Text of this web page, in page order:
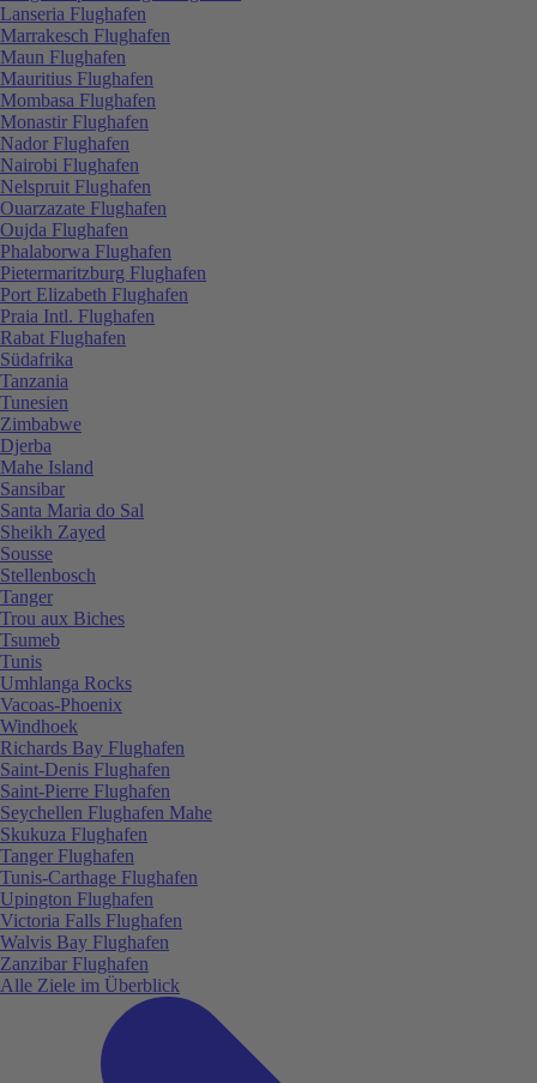
Lanseria Flughafen
Marrakesch Flughafen
Maun Flughafen
Mauritius Flughafen
Mombasa Flughafen
Monastir Flughafen
Nador Flughafen
Nairobi Flughafen
Nelspruit Flughafen
Ouarzazate Flughafen
Oujda Flughafen
Phalaborwa Flughafen
Pietermaritzburg Flughafen
Port Elizabeth Flughafen
Praia Intl. Flughafen
Rabat Flughafen
Südafrika
Tanzania
Tunesien
Zimbabwe
Djerba
Mahe Island
Sansibar
Santa Maria do Sal
Sheikh Zayed
Sousse
Stellenbosch
Tanger
Trou aux Biches
Tsumeb
Tunis
Umhlanga Rocks
Vacoas-Phoenix
Windhoek
Richards Bay Flughafen
Saint-Denis Flughafen
Saint-Pierre Flughafen
Seychellen Flughafen Mahe
Skukuza Flughafen
Tanger Flughafen
Tunis-Carthage Flughafen
Upington Flughafen
Victoria Falls Flughafen
Walvis Bay Flughafen
Zanzibar Flughafen
Alle Ziele im Überblick